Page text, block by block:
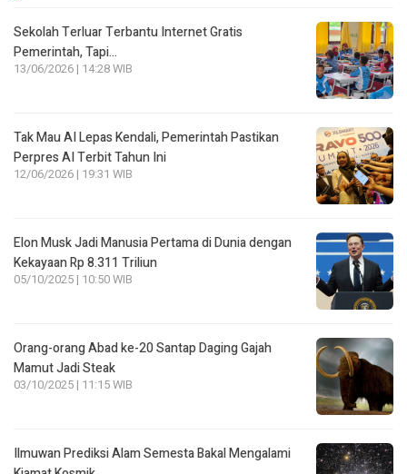
Sekolah Terluar Terbantu Internet Gratis
Pemerintah, Tapi…
13/06/2026 | 14:28 WIB
Tak Mau AI Lepas Kendali, Pemerintah Pastikan
Perpres AI Terbit Tahun Ini
12/06/2026 | 19:31 WIB
Elon Musk Jadi Manusia Pertama di Dunia dengan
Kekayaan Rp 8.311 Triliun
05/10/2025 | 10:50 WIB
Orang-orang Abad ke-20 Santap Daging Gajah
Mamut Jadi Steak
03/10/2025 | 11:15 WIB
Ilmuwan Prediksi Alam Semesta Bakal Mengalami